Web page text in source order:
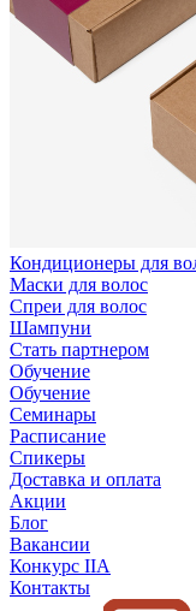
Кондиционеры для
Маски для волос
Спреи для волос
Шампуни
Стать партнером
Обучение
Обучение
Семинары
Расписание
Спикеры
Доставка и оплата
Акции
Блог
Вакансии
Конкурс IIA
Контакты